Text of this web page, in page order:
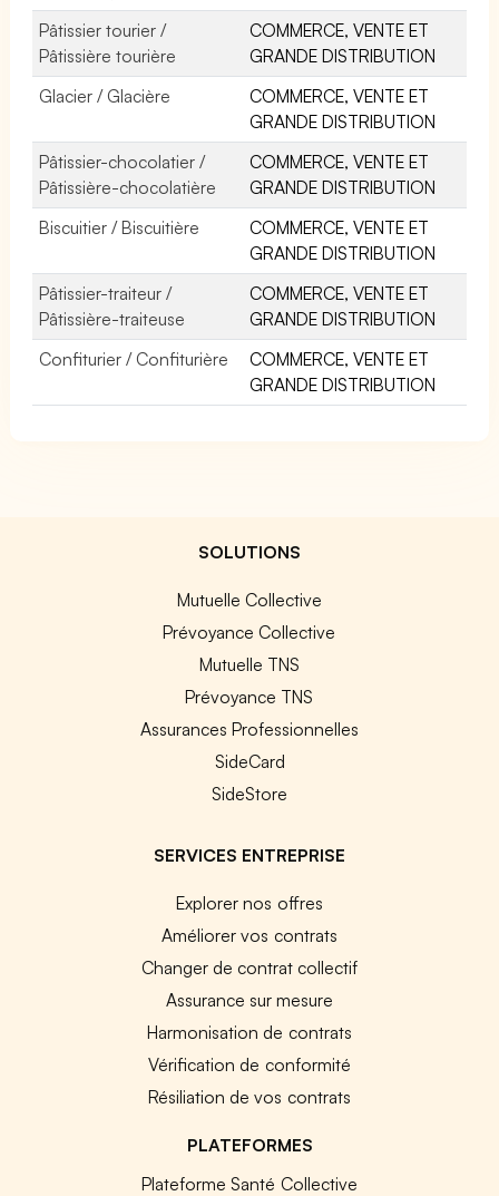
Pâtissier tourier /
Pâtissière tourière
COMMERCE, VENTE ET
GRANDE DISTRIBUTION
Glacier / Glacière
COMMERCE, VENTE ET
GRANDE DISTRIBUTION
Pâtissier-chocolatier /
Pâtissière-chocolatière
COMMERCE, VENTE ET
GRANDE DISTRIBUTION
Biscuitier / Biscuitière
COMMERCE, VENTE ET
GRANDE DISTRIBUTION
Pâtissier-traiteur /
Pâtissière-traiteuse
COMMERCE, VENTE ET
GRANDE DISTRIBUTION
Confiturier / Confiturière
COMMERCE, VENTE ET
GRANDE DISTRIBUTION
SOLUTIONS
Mutuelle Collective
Prévoyance Collective
Mutuelle TNS
Prévoyance TNS
Assurances Professionnelles
SideCard
SideStore
SERVICES ENTREPRISE
Explorer nos offres
Améliorer vos contrats
Changer de contrat collectif
Assurance sur mesure
Harmonisation de contrats
Vérification de conformité
Résiliation de vos contrats
PLATEFORMES
Plateforme Santé Collective